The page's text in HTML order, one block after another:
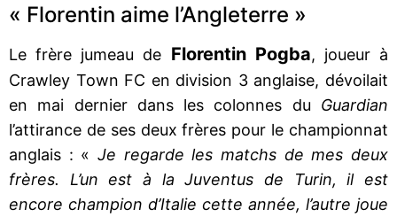
« Florentin aime l’Angleterre »
Le frère jumeau de Florentin Pogba, joueur à
Crawley Town FC en division 3 anglaise, dévoilait
en mai dernier dans les colonnes du Guardian
l’attirance de ses deux frères pour le championnat
anglais : « Je regarde les matchs de mes deux
frères. L’un est à la Juventus de Turin, il est
encore champion d’Italie cette année, l’autre joue